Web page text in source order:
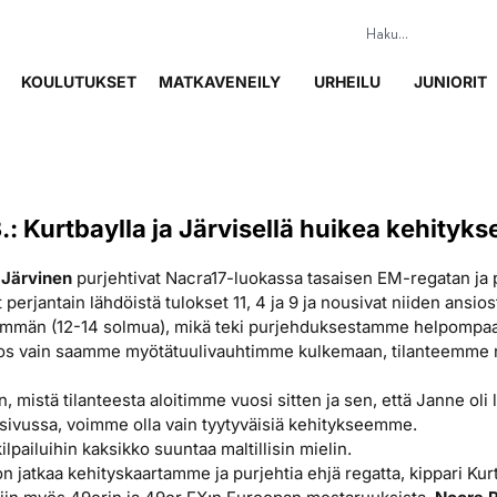
KOULUTUKSET MATKAVENEILY URHEILU JUNIORIT
Kurtbaylla ja Järvisellä huikea
purjehtivat Nacra17-luokassa tasaisen EM-regatan ja
perjantain lähdöistä tulokset 11, 4 ja 9 ja nousivat niiden
(12-14 solmua), mikä teki purjehduksestamme
vain saamme myötätuulivauhtimme kulkemaan, tilanteemme
mistä tilanteesta aloitimme vuosi sitten ja sen, että Janne oli
voimme olla vain tyytyväisiä kehitykseemme.
kaksikko suuntaa maltillisin mielin.
jatkaa kehityskaartamme ja purjehtia ehjä regatta, kippari